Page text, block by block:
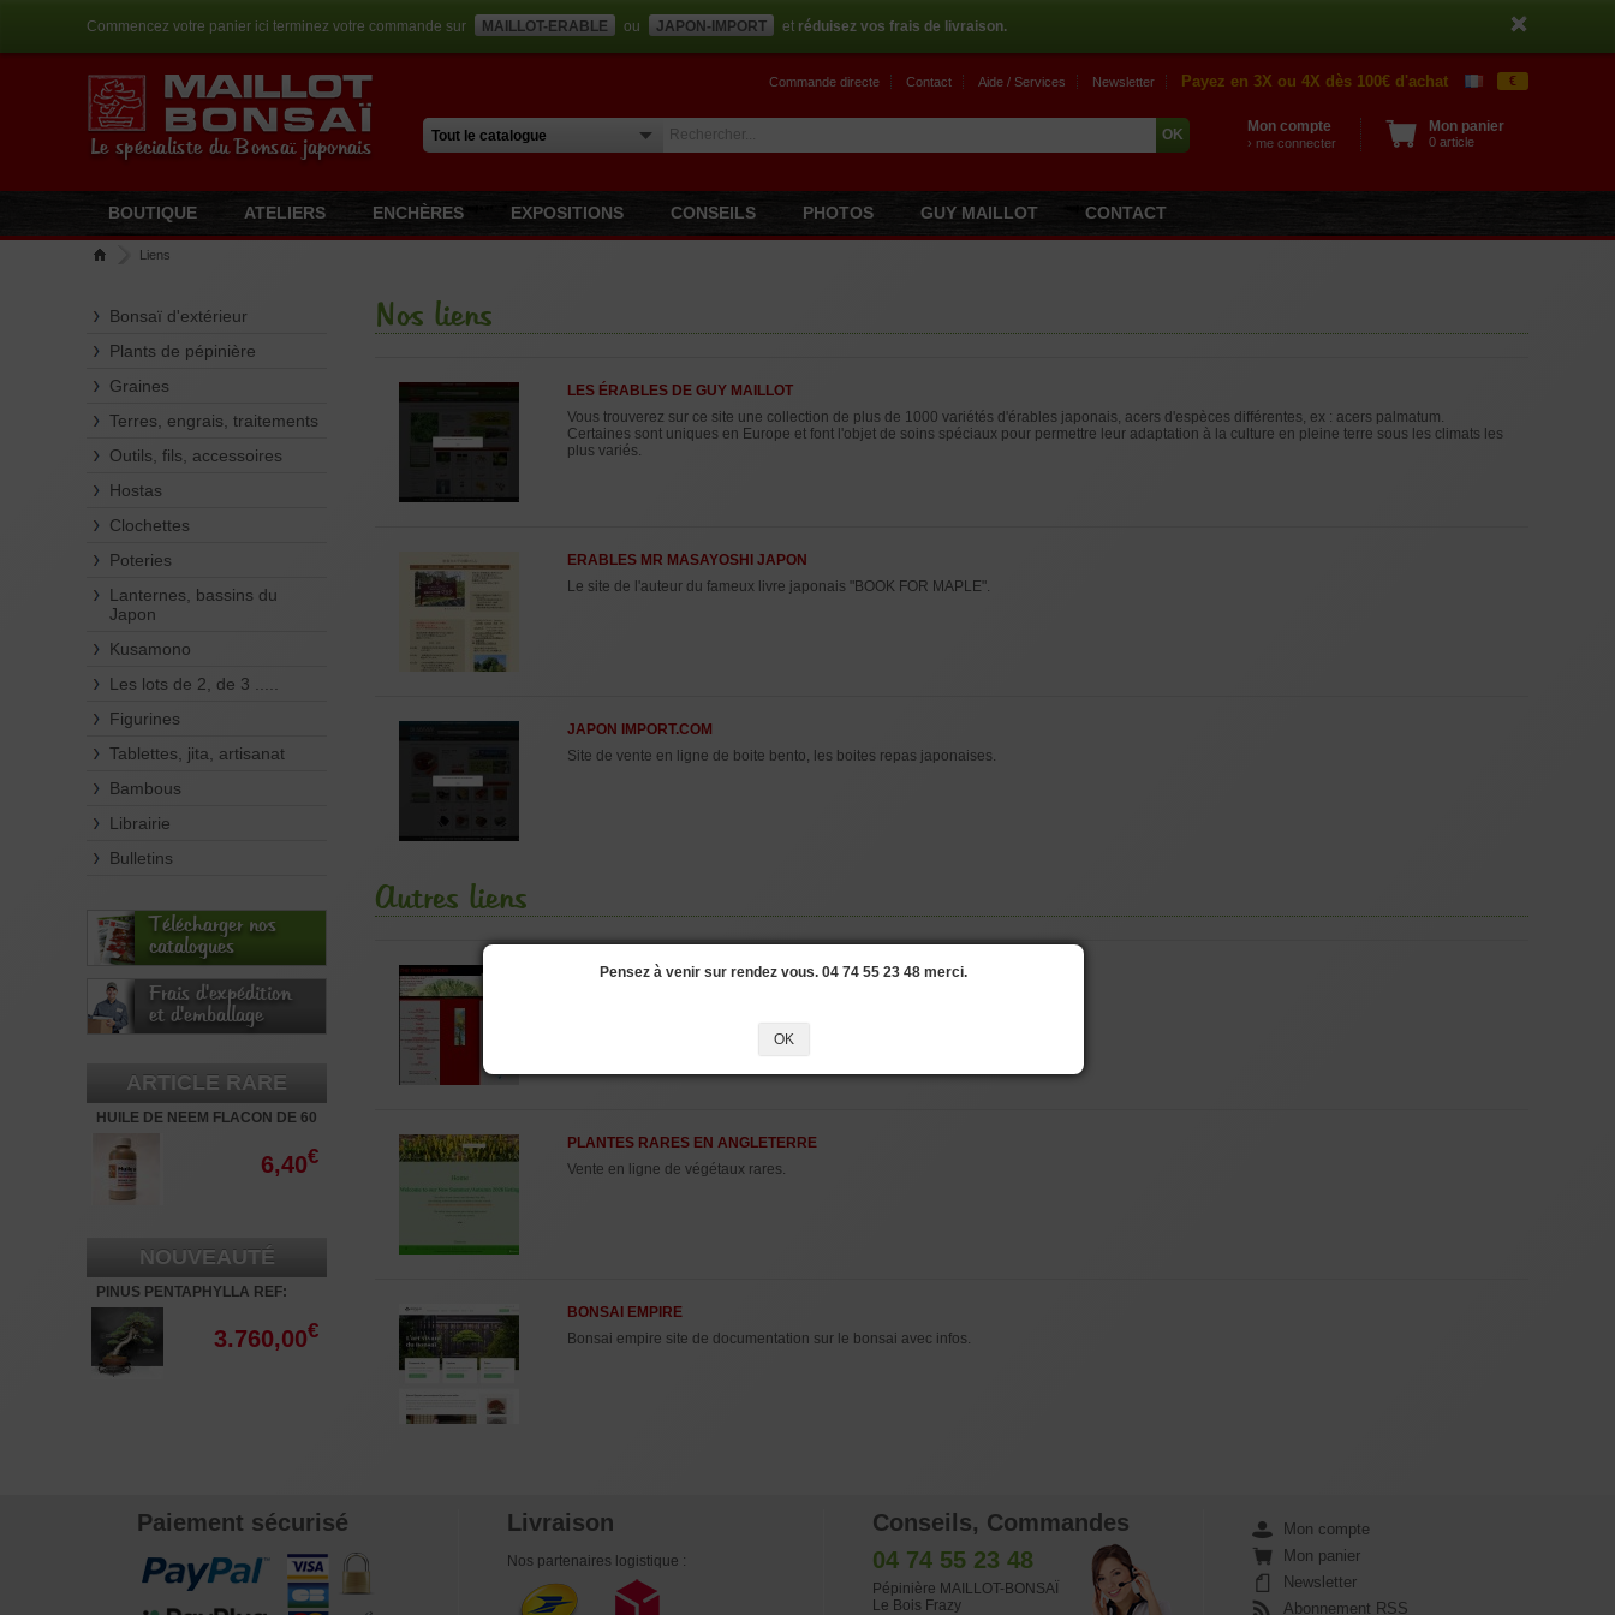
Commencez votre panier ici terminez votre commande sur MAILLOT-ERABLE ou JAPON-IMPORT et réduisez vos frais de livraison.
Le spécialiste du Bonsaï japonais
Commande directe Contact Aide / Services Newsletter Payez en 3X ou 4X dès 100€ d'achat €
Mon compte
› me connecter
Mon panier
0 article
BOUTIQUE ATELIERS ENCHÈRES EXPOSITIONS CONSEILS PHOTOS GUY MAILLOT CONTACT
Liens
Bonsaï d'extérieur
Plants de pépinière
Graines
Terres, engrais, traitements
Outils, fils, accessoires
Hostas
Clochettes
Poteries
Lanternes, bassins du
Japon
Kusamono
Les lots de 2, de 3 .....
Figurines
Tablettes, jita, artisanat
Bambous
Librairie
Bulletins
Télécharger nos
catalogues
Frais d'expédition
et d'emballage
ARTICLE RARE
HUILE DE NEEM FLACON DE 60
6,40€
NOUVEAUTÉ
PINUS PENTAPHYLLA REF:
30060268
3.760,00€
Nos liens
LES ÉRABLES DE GUY MAILLOT
Vous trouverez sur ce site une collection de plus de 1000 variétés d'érables japonais, acers d'espèces différentes, ex : acers palmatum.
Certaines sont uniques en Europe et font l'objet de soins spéciaux pour permettre leur adaptation à la culture en pleine terre sous les climats les
plus variés.
ERABLES MR MASAYOSHI JAPON
Le site de l'auteur du fameux livre japonais "BOOK FOR MAPLE".
JAPON IMPORT.COM
Site de vente en ligne de boite bento, les boites repas japonaises.
Autres liens
LES PAGES GINKGO BBLOBA.
PLANTES RARES EN ANGLETERRE
Vente en ligne de végétaux rares.
BONSAI EMPIRE
Bonsai empire site de documentation sur le bonsai avec infos.
Paiement sécurisé Livraison
Nos partenaires logistique :
Conseils, Commandes
04 74 55 23 48
Pépinière MAILLOT-BONSAÏ
Le Bois Frazy
Mon compte
Mon panier
Newsletter
Abonnement RSS
Pensez à venir sur rendez vous. 04 74 55 23 48 merci.
OK